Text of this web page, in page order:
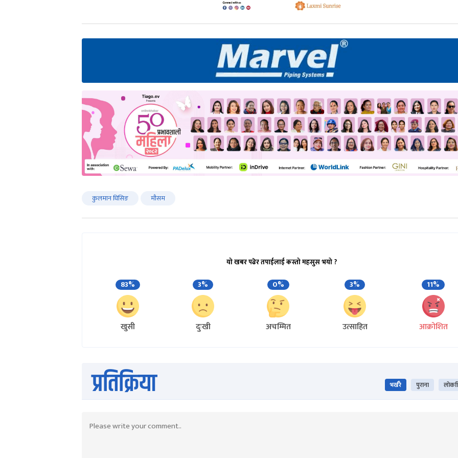
कुलमान घिसिङ मौसम
यो खबर पढेर तपाईलाई कस्तो महसुस भयो ?
83%
खुसी
3%
दुःखी
0%
अचम्मित
3%
उत्साहित
11%
आक्रोशित
प्रतिक्रिया भर्खरै पुराना